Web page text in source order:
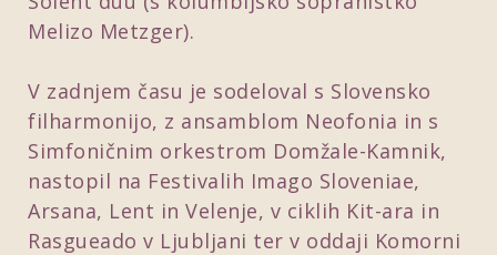
Melizo Metzger).
V zadnjem času je sodeloval s Slovensko
filharmonijo, z ansamblom Neofonia in s
Simfoničnim orkestrom Domžale-Kamnik,
nastopil na Festivalih Imago Sloveniae,
Arsana, Lent in Velenje, v ciklih Kit-ara in
Rasgueado v Ljubljani ter v oddaji Komorni